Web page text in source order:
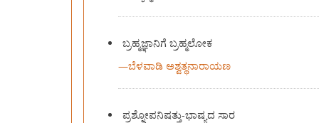
ಬ್ರಹ್ಮಜ್ಞಾನಿಗೆ ಬ್ರಹ್ಮಲೋಕ
—ಬೆಳವಾಡಿ ಅಶ್ವತ್ಥನಾರಾಯಣ
ಪ್ರಶ್ನೋಪನಿಷತ್ತು-ಭಾಷ್ಯದ ಸಾರ